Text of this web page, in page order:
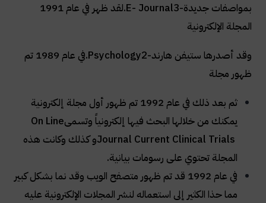
بمواصفات جديدة.E- Journal3-
لقد ظهر في عام 1991
المجلة الإلكترونية
وقد أصدرها ستيفن هارند.Psychology2-
في عام 1989 تم
ظهور مجلة
ثم بعد ذلك في عام 1992 تم ظهور أول مجلة إلكترونية
يمكنك من خلالها البحث فيها إلكترونياً وتسمىOn Line
Journal Current Clinical Trialsو كذلك وكانت هذه
المجلة تحتوي على رسومات بيانية.
في عام 1992 قد تم ظهور متصفح الويب وقد نما بشكل كبير
مما حذا الكثير إلى استعماله لنشر المجلات الإلكترونية عليه